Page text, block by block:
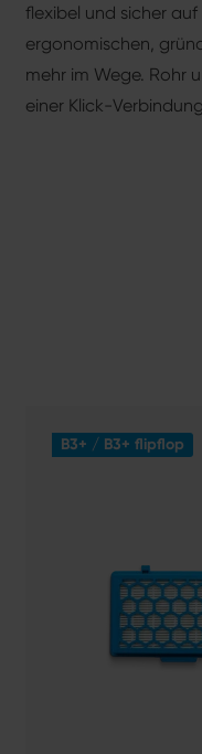
flexibel und sicher
ergonomischen,
mehr im Wege. Rohr
einer Klick-
B3+ / B3+ flipflop